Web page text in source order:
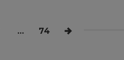
… 74